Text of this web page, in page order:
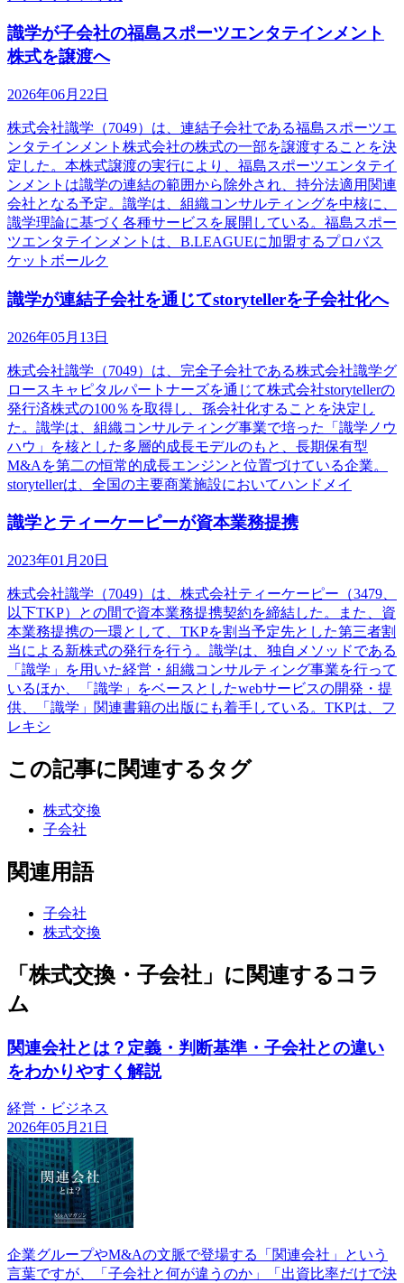
識学が子会社の福島スポーツエンタテインメント
株式を譲渡へ
2026年06月22日
株式会社識学（7049）は、連結子会社である福島スポーツエ
ンタテインメント株式会社の株式の一部を譲渡することを決
定した。本株式譲渡の実行により、福島スポーツエンタテイ
ンメントは識学の連結の範囲から除外され、持分法適用関連
会社となる予定。識学は、組織コンサルティングを中核に、
識学理論に基づく各種サービスを展開している。福島スポー
ツエンタテインメントは、B.LEAGUEに加盟するプロバス
ケットボールク
識学が連結子会社を通じてstorytellerを子会社化へ
2026年05月13日
株式会社識学（7049）は、完全子会社である株式会社識学グ
ロースキャピタルパートナーズを通じて株式会社storytellerの
発行済株式の100％を取得し、孫会社化することを決定し
た。識学は、組織コンサルティング事業で培った「識学ノウ
ハウ」を核とした多層的成長モデルのもと、長期保有型
M&Aを第二の恒常的成長エンジンと位置づけている企業。
storytellerは、全国の主要商業施設においてハンドメイ
識学とティーケーピーが資本業務提携
2023年01月20日
株式会社識学（7049）は、株式会社ティーケーピー（3479、
以下TKP）との間で資本業務提携契約を締結した。また、資
本業務提携の一環として、TKPを割当予定先とした第三者割
当による新株式の発行を行う。識学は、独自メソッドである
「識学」を用いた経営・組織コンサルティング事業を行って
いるほか、「識学」をベースとしたwebサービスの開発・提
供、「識学」関連書籍の出版にも着手している。TKPは、フ
レキシ
この記事に関連するタグ
株式交換
子会社
関連用語
子会社
株式交換
「株式交換・子会社」に関連するコラ
ム
関連会社とは？定義・判断基準・子会社との違い
をわかりやすく解説
経営・ビジネス
2026年05月21日
企業グループやM&Aの文脈で登場する「関連会社」という
言葉ですが、「子会社と何が違うのか」「出資比率だけで決